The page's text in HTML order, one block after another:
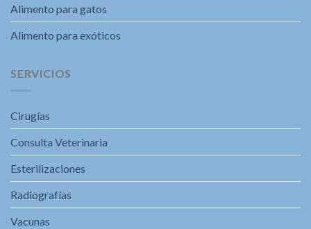
Alimento para gatos
Alimento para exóticos
SERVICIOS
Cirugías
Consulta Veterinaria
Esterilizaciones
Radiografías
Vacunas